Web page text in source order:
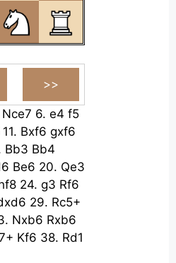
Nce7 6. e4 f5
11. Bxf6 gxf6
Bb3 Bb4
Be6 20. Qe3
24. g3 Rf6
29. Rc5+
Nxb6 Rxb6
Kf6 38. Rd1